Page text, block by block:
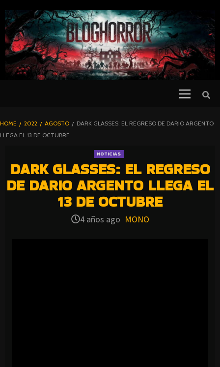
TO
CONTENT
BLOGHORROR
⋆
HOME 2022 AGOSTO
DARK GLASSES: EL REGRESO DE DARIO ARGENTO
LLEGA EL 13 DE OCTUBRE
NOTICIAS
DARK GLASSES: EL REGRESO
DE DARIO ARGENTO LLEGA EL
13 DE OCTUBRE
4 años ago MONO